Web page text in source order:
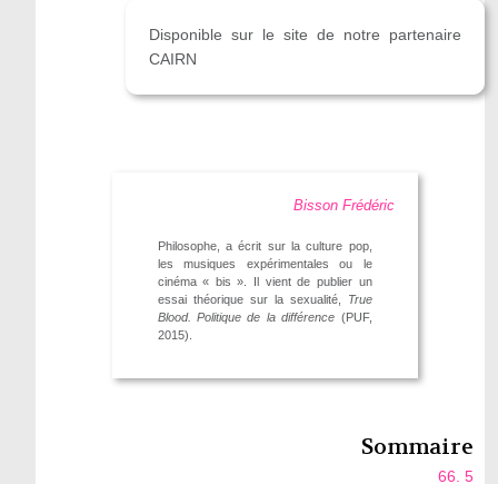
Disponible sur le site de notre partenaire
CAIRN
Bisson Frédéric
Philosophe, a écrit sur la culture pop,
les musiques expérimentales ou le
cinéma « bis ». Il vient de publier un
essai théorique sur la sexualité,
True
Blood. Politique de la différence (PUF,
2015).
Sommaire
66. 5